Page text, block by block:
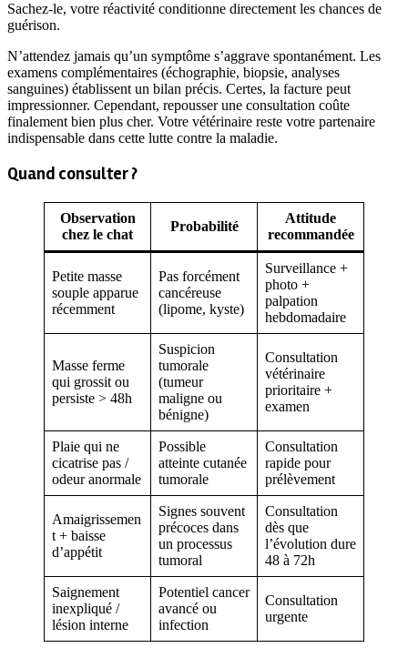
Sachez-le, votre réactivité conditionne directement les chances de
guérison.
N’attendez jamais qu’un symptôme s’aggrave spontanément. Les
examens complémentaires (échographie, biopsie, analyses
sanguines) établissent un bilan précis. Certes, la facture peut
impressionner. Cependant, repousser une consultation coûte
finalement bien plus cher. Votre vétérinaire reste votre partenaire
indispensable dans cette lutte contre la maladie.
Quand consulter ?
Observation
chez le chat
Probabilité
Attitude
recommandée
Petite masse
souple apparue
récemment
Pas forcément
cancéreuse
(lipome, kyste)
Surveillance +
photo +
palpation
hebdomadaire
Masse ferme
qui grossit ou
persiste > 48h
Suspicion
tumorale
(tumeur
maligne ou
bénigne)
Consultation
vétérinaire
prioritaire +
examen
Plaie qui ne
cicatrise pas /
odeur anormale
Possible
atteinte cutanée
tumorale
Consultation
rapide pour
prélèvement
Amaigrissemen
t + baisse
d’appétit
Signes souvent
précoces dans
un processus
tumoral
Consultation
dès que
l’évolution dure
48 à 72h
Saignement
inexpliqué /
lésion interne
Potentiel cancer
avancé ou
infection
Consultation
urgente